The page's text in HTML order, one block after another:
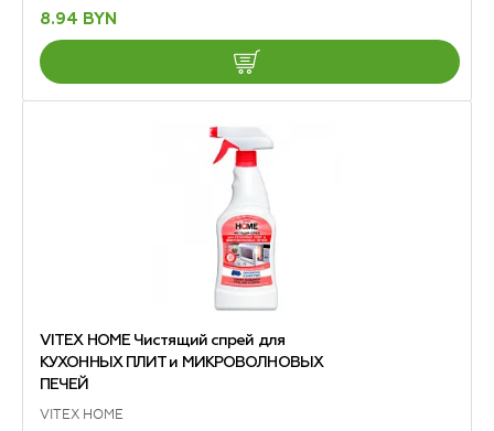
8.94 BYN
VITEX HOME Чистящий спрей для
КУХОННЫХ ПЛИТ и МИКРОВОЛНОВЫХ
ПЕЧЕЙ
VITEX HOME